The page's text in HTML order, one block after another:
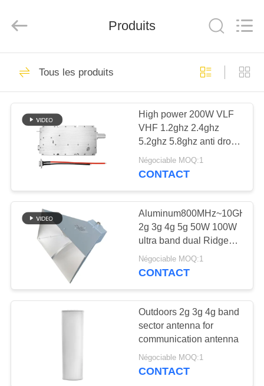
MAISON
PRODUITS
SUJET
NOUS
VISITE
D'USINE
CONTRÔLE
DE
Amplifier
module.
Module de brouilleur
de signal
module de
brouillage de drone
21
Module de brouilleur
109
Produits
Tous les produits
High power 200W VLF
VHF 1.2ghz 2.4ghz
5.2ghz 5.8ghz anti drone
jammer module for air
protection
Négociable MOQ:1
CONTACT
Aluminum800MHz~10GHz
2g 3g 4g 5g 50W 100W
ultra band dual Ridge
Horn Antenna for signal
jammer
Négociable MOQ:1
CONTACT
Outdoors 2g 3g 4g band
sector antenna for
communication antenna
Négociable MOQ:1
CONTACT